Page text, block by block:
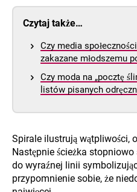
Czytaj także…
Czy media
zakazane młodszemu
Czy moda na „pocztę
listów pisanych
Spirale ilustrują wątpliwości,
Następnie ścieżka
do wyraźnej linii
przypomnienie sobie, że